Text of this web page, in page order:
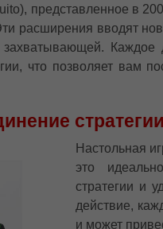
представленное в
расширения вводят
Каждое
что позволяет вам
Настольная
это
стратегии и
действие,
и может